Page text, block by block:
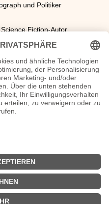
und Politiker
Fiction-Autor
von 1947. Was war los in
eine original historische
als Geburtstagszeitung zum
zur goldenen Hochzeit.
1946.
Geburtstage Juli 1947
Alle Rechte vorbehalten. |